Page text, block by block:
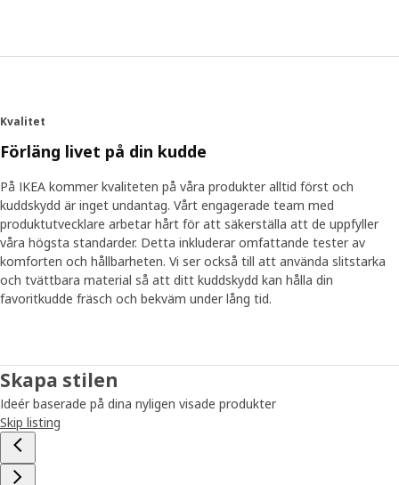
Kvalitet
Förläng livet på din kudde
På IKEA kommer kvaliteten på våra produkter alltid först och
kuddskydd är inget undantag. Vårt engagerade team med
produktutvecklare arbetar hårt för att säkerställa att de uppfyller
våra högsta standarder. Detta inkluderar omfattande tester av
komforten och hållbarheten. Vi ser också till att använda slitstarka
och tvättbara material så att ditt kuddskydd kan hålla din
favoritkudde fräsch och bekväm under lång tid.
Skapa stilen
Ideér baserade på dina nyligen visade produkter
Skip listing